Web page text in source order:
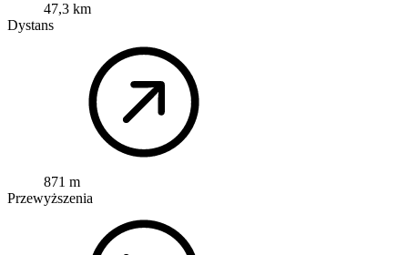
47,3 km
Dystans
871 m
Przewyższenia